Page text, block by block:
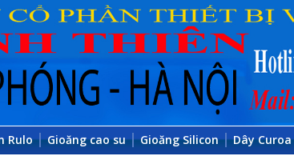
Rulo Gioăng cao su Gioăng Silicon Dây Curoa